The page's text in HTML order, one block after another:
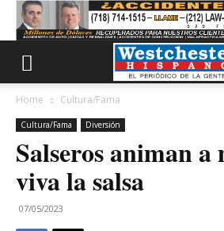
Home Cultura/Fama
Cultura/Fama Diversión
Salseros animan a
viva la salsa
07/05/2023